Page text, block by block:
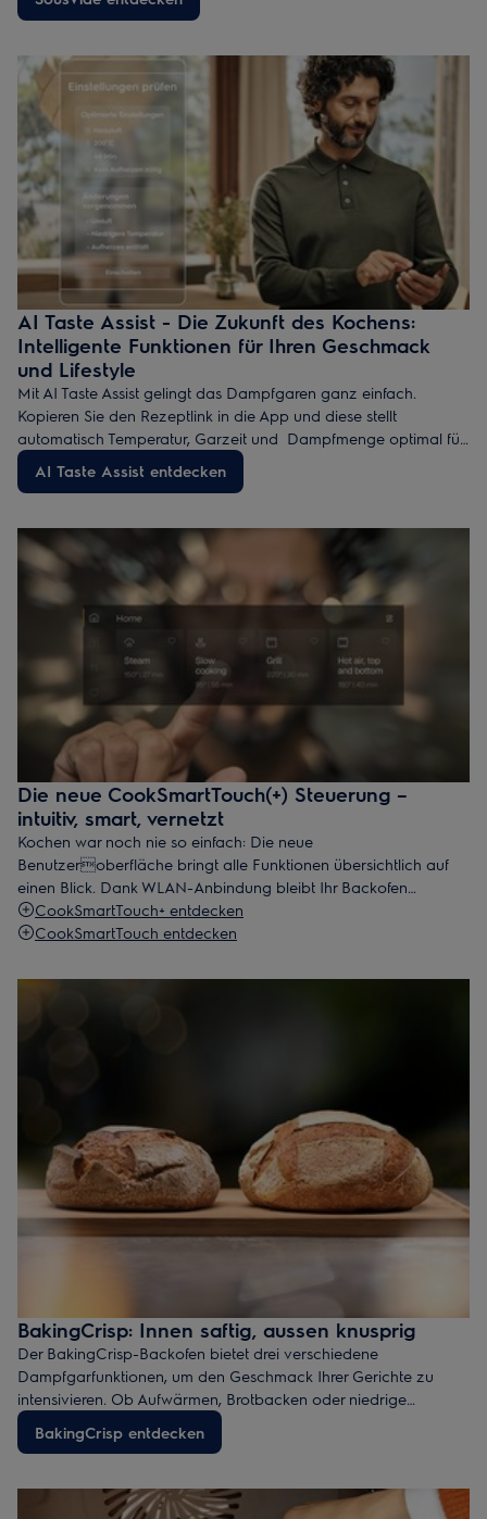
konstant niedrigen Temperaturen gradgenau gegart, wodurch
erhalten bleiben.
AI Taste Assist - Die Zukunft des Kochens:
Intelligente Funktionen für Ihren Geschmack
und Lifestyle
Mit AI Taste Assist gelingt das Dampfgaren ganz einfach.
Kopieren Sie den Rezeptlink in die App und diese stellt
automatisch Temperatur, Garzeit und Dampfmenge optimal für
Ihren Steamer ein. So bereiten Sie gesunde und köstliche
Gerichte mit weniger Energie und ohne Rätselraten zu.
AI Taste Assist entdecken
Die neue CookSmartTouch(+) Steuerung –
intuitiv, smart, vernetzt
Kochen war noch nie so einfach: Die neue
Benutzeroberfläche bringt alle Funktionen übersichtlich auf
einen Blick. Dank WLAN-Anbindung bleibt Ihr Backofen
automatisch aktuell mit Software-Updates und neuen Features.
Und mit dem integrierten Kochassistentenwählen Sie, ob der
Zeit und Temperatur selbst steuern. Für perfekte Ergebnisse und
CookSmartTouch+ entdecken
CookSmartTouch entdecken
BakingCrisp: Innen saftig, aussen knusprig
Der BakingCrisp-Backofen bietet drei verschiedene
Dampfgarfunktionen, um den Geschmack Ihrer Gerichte zu
intensivieren. Ob Aufwärmen, Brotbacken oder niedrige
Feuchtigkeit – dank der Dampfkombination bleiben Ihre Speisen
innen saftig und werden aussen knusprig und goldbraun.
BakingCrisp entdecken